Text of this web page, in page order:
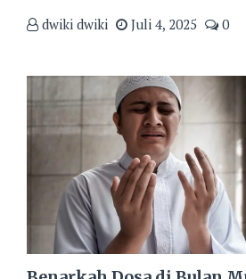
dwiki dwiki Juli 4, 2025 0